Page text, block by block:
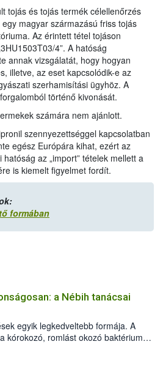
tojás és tojás termék célellenőrzés
magyar származású friss tojás
Az érintett tétel tojáson
4”. A hatóság
annak vizsgálatát, hogy hogyan
illetve, az eset kapcsolódik-e az
szerhamisítási ügyhöz. A
történő kivonását.
számára nem ajánlott.
szennyezettséggel kapcsolatban
egész Európára kihat, ezért az
az „import” tételek mellett a
is kiemelt figyelmet fordít.
formában
a Nébih tanácsai
egyik legkedveltebb formája. A
kórokozó, romlást okozó baktériumok
is kedvez. A szabadtéri sütögetés
sütési technikáról szól: legalább